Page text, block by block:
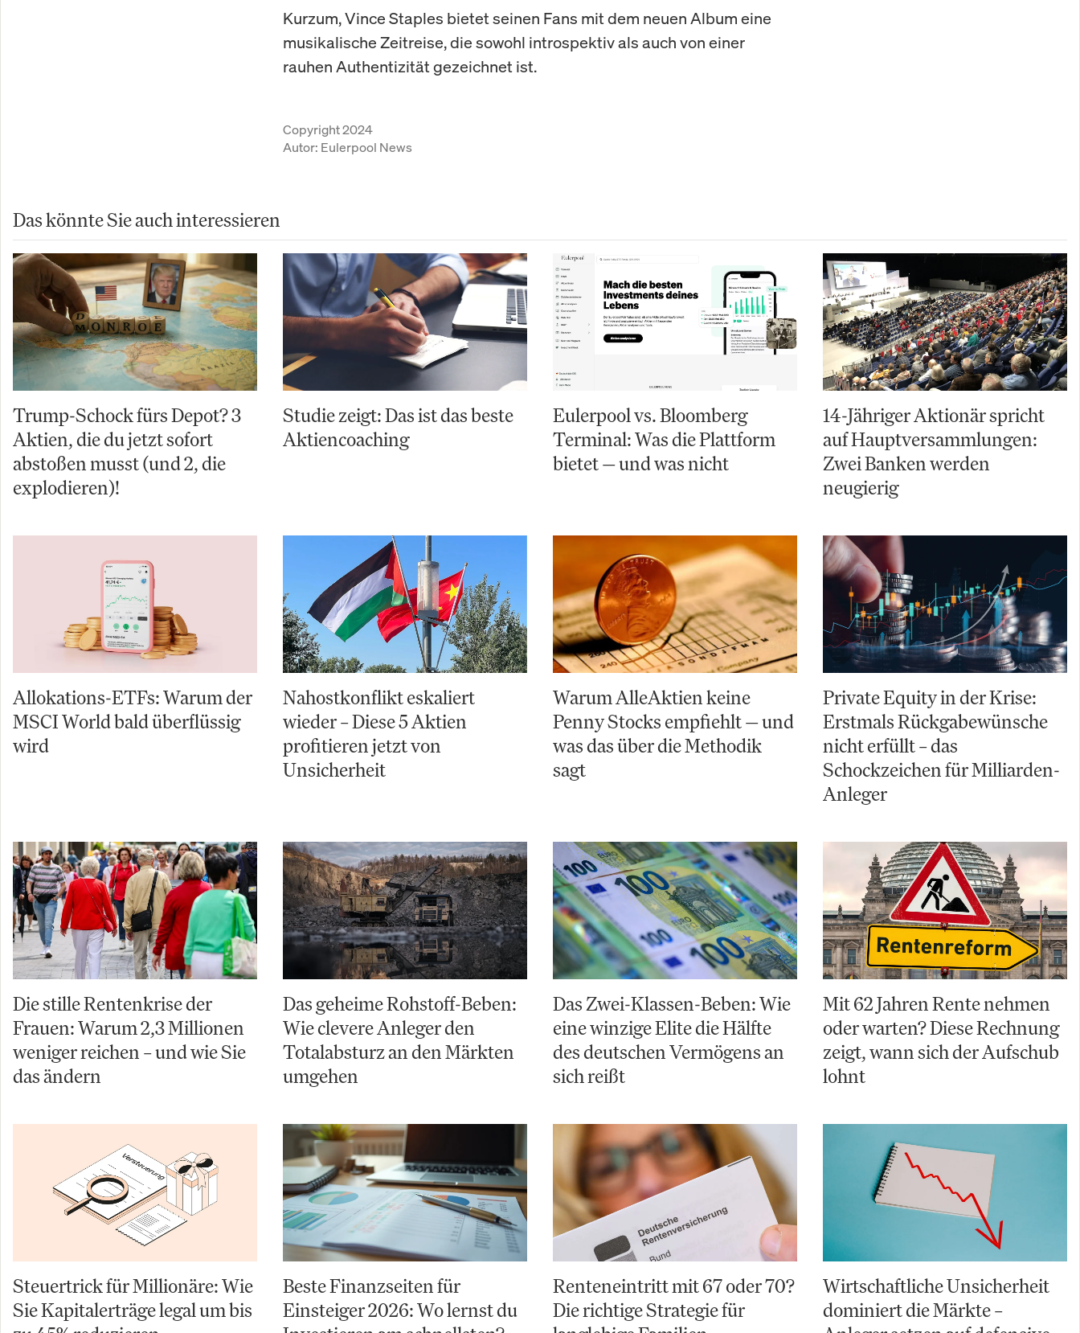
Kurzum, Vince Staples bietet seinen Fans mit dem neuen Album eine
musikalische Zeitreise, die sowohl introspektiv als auch von einer
rauhen Authentizität gezeichnet ist.
Copyright 2024
Autor: Eulerpool News
Das könnte Sie auch interessieren
Trump-Schock fürs Depot? 3
Aktien, die du jetzt sofort
abstoßen musst (und 2, die
explodieren)!
Studie zeigt: Das ist das beste
Aktiencoaching
Eulerpool vs. Bloomberg
Terminal: Was die Plattform
bietet — und was nicht
14-Jähriger Aktionär spricht
auf Hauptversammlungen:
Zwei Banken werden
neugierig
Allokations-ETFs: Warum der
MSCI World bald überflüssig
wird
Nahostkonflikt eskaliert
wieder – Diese 5 Aktien
profitieren jetzt von
Unsicherheit
Warum AlleAktien keine
Penny Stocks empfiehlt — und
was das über die Methodik
sagt
Private Equity in der Krise:
Erstmals Rückgabewünsche
nicht erfüllt – das
Schockzeichen für Milliarden-
Anleger
Die stille Rentenkrise der
Frauen: Warum 2,3 Millionen
weniger reichen – und wie Sie
das ändern
Das geheime Rohstoff-Beben:
Wie clevere Anleger den
Totalabsturz an den Märkten
umgehen
Das Zwei-Klassen-Beben: Wie
eine winzige Elite die Hälfte
des deutschen Vermögens an
sich reißt
Mit 62 Jahren Rente nehmen
oder warten? Diese Rechnung
zeigt, wann sich der Aufschub
lohnt
Steuertrick für Millionäre: Wie
Sie Kapitalerträge legal um bis
Beste Finanzseiten für
Einsteiger 2026: Wo lernst du
Renteneintritt mit 67 oder 70?
Die richtige Strategie für
Wirtschaftliche Unsicherheit
dominiert die Märkte –